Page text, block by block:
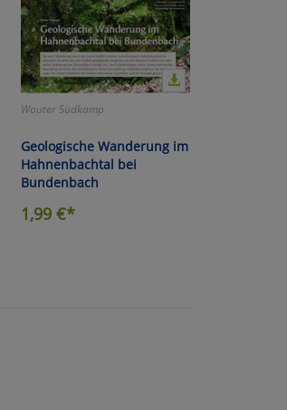
Wouter Südkamp
Geologische Wanderung im
Hahnenbachtal bei
Bundenbach
1,99€*